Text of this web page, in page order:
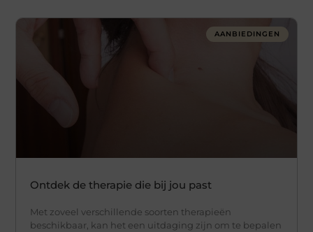
AANBIEDINGEN
Ontdek de therapie die bij jou past
Met zoveel verschillende soorten therapieën
beschikbaar, kan het een uitdaging zijn om te bepalen